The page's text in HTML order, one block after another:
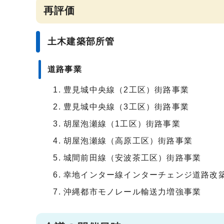
再評価
土木建築部所管
道路事業
豊見城中央線（2工区）街路事業
豊見城中央線（3工区）街路事業
胡屋泡瀬線（1工区）街路事業
胡屋泡瀬線（高原工区）街路事業
城間前田線（安波茶工区）街路事業
幸地インター線インターチェンジ道路改
沖縄都市モノレール輸送力増強事業